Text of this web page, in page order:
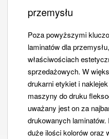
przemysłu
Poza powyższymi
laminatów dla
właściwościach
sprzedażowych. W
drukarni etykiet i
maszyny do druku
uważany jest on za
drukowanych
duże ilości kolorów oraz